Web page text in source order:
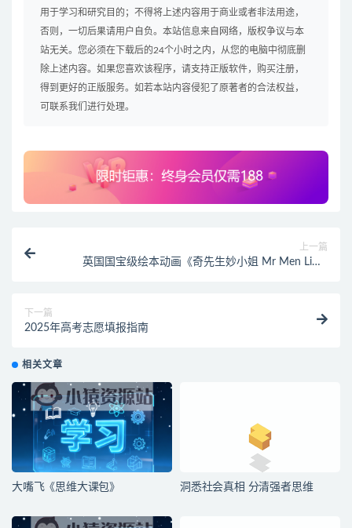
用于学习和研究目的；不得将上述内容用于商业或者非法用途，
否则，一切后果请用户自负。本站信息来自网络，版权争议与本
站无关。您必须在下载后的24个小时之内，从您的电脑中彻底删
除上述内容。如果您喜欢该程序，请支持正版软件，购买注册，
得到更好的正版服务。如若本站内容侵犯了原著者的合法权益，
可联系我们进行处理。
上一篇
英国国宝级绘本动画《奇先生妙小姐 Mr Men Little
下一篇
2025年高考志愿填报指南
相关文章
大嘴飞《思维大课包》 洞悉社会真相 分清强者思维